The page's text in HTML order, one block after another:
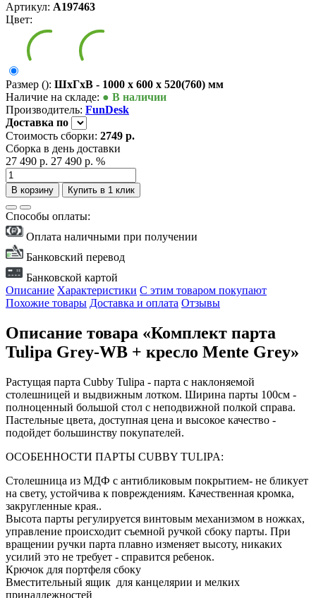
Артикул: А197463
Цвет:
Размер (): ШxГxВ - 1000 x 600 x 520(760) мм
Наличие на складе: ● В наличии
Производитель: FunDesk
Доставка по
Стоимость сборки: 2749 р.
Сборка в день доставки
27 490 р. 27 490 р. %
В корзину Купить в 1 клик
Способы оплаты:
Оплата наличными при получении
Банковский перевод
Банковской картой
Описание Характеристики С этим товаром покупают
Похожие товары Доставка и оплата Отзывы
Описание товара «Комплект парта
Tulipa Grey-WB + кресло Mente Grey»
Растущая парта Cubby Tulipa - парта с наклоняемой
столешницей и выдвижным лотком. Ширина парты 100см -
полноценный большой стол с неподвижной полкой справа.
Пастельные цвета, доступная цена и высокое качество -
подойдет большинству покупателей.
ОСОБЕННОСТИ ПАРТЫ CUBBY TULIPA:
Столешница из МДФ с антибликовым покрытием- не бликует
на свету, устойчива к повреждениям. Качественная кромка,
закругленные края..
Высота парты регулируется винтовым механизмом в ножках,
управление происходит съемной ручкой сбоку парты. При
вращении ручки парта плавно изменяет высоту, никаких
усилий это не требует - справится ребенок.
Крючок для портфеля сбоку
Вместительный ящик для канцелярии и мелких
принадлежностей